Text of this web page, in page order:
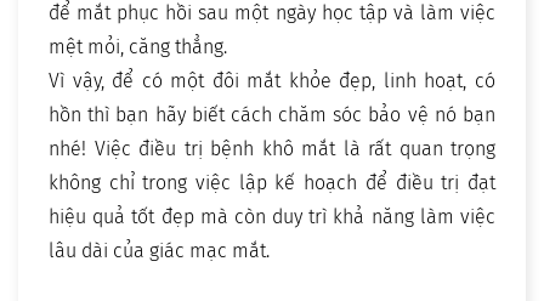
để mắt phục hồi sau một ngày học tập và làm việc
mệt mỏi, căng thẳng.
Vì vậy, để có một đôi mắt khỏe đẹp, linh hoạt, có
hồn thì bạn hãy biết cách chăm sóc bảo vệ nó bạn
nhé! Việc điều trị bệnh khô mắt là rất quan trọng
không chỉ trong việc lập kế hoạch để điều trị đạt
hiệu quả tốt đẹp mà còn duy trì khả năng làm việc
lâu dài của giác mạc mắt.